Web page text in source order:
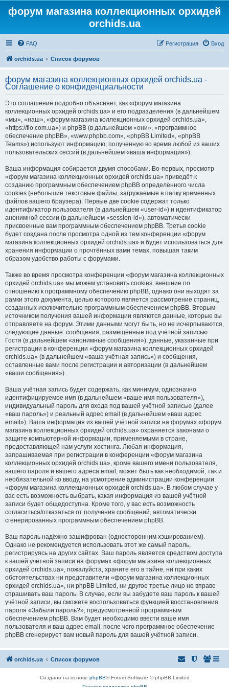
форум магазина коллекционных орхидей
orchids.ua
FAQ Вход
Регистрация
orchids.ua Список форумов
форум магазина коллекционных орхидей orchids.ua -
Соглашение о конфиденциальности
Это соглашение подробно объясняет, как «форум магазина
коллекционных орхидей orchids.ua» и его подразделения (в дальнейшем
«мы», «наш», «форум магазина коллекционных орхидей orchids.ua»,
«https://flo.com.ua») и phpBB (в дальнейшем «они», «программное
обеспечение phpBB», «www.phpbb.com», «phpBB Limited», «phpBB
Teams») используют информацию, полученную во время любой из ваших
пользовательских сессий (в дальнейшем «ваша информация»).
Ваша информация собирается двумя способами. Во-первых, просмотр
«форум магазина коллекционных орхидей orchids.ua» приведёт к
созданию программным обеспечением phpBB определённого числа
cookies (небольшие текстовые файлы, загружаемые в папку временных
файлов вашего браузера). Первые две cookie содержат только
идентификатор пользователя (в дальнейшем «user-id») и идентификатор
анонимной сессии (в дальнейшем «session-id»), автоматически
присвоенные вам программным обеспечением phpBB. Третья cookie
будет создана после просмотра одной из тем конференции «форум
магазина коллекционных орхидей orchids.ua» и будет использоваться для
хранения информации о прочтённых вами темах, повышая таким
образом удобство работы с форумами.
Также во время просмотра конференции «форум магазина коллекционных
орхидей orchids.ua» мы можем установить cookies, внешние по
отношению к программному обеспечению phpBB, однако они выходят за
рамки этого документа, целью которого является рассмотрение страниц,
созданных исключительно программным обеспечением phpBB. Вторым
источником получения вашей информации являются данные, которые вы
отправляете на форум. Этими данными могут быть, но не исчерпываются,
следующие данные: сообщения, размещённые под учётной записью
Гостя (в дальнейшем «анонимные сообщения»), данные, указанные при
регистрации в конференции «форум магазина коллекционных орхидей
orchids.ua» (в дальнейшем «ваша учётная запись») и сообщения,
оставленные вами после регистрации и авторизации (в дальнейшем
«ваши сообщения»).
Ваша учётная запись будет содержать, как минимум, однозначно
идентифицируемое имя (в дальнейшем «ваше имя пользователя»),
индивидуальный пароль для входа под вашей учётной записью (далее
«ваш пароль») и реальный адрес email (в дальнейшем «ваш адрес
email»). Ваша информация из вашей учётной записи на форумах «форум
магазина коллекционных орхидей orchids.ua» охраняется законами о
защите компьютерной информации, применяемыми в стране,
предоставляющей нам услуги хостинга. Любая информация,
запрашиваемая при регистрации в конференции «форум магазина
коллекционных орхидей orchids.ua», кроме вашего имени пользователя,
вашего пароля и вашего адреса email, может быть как необходимой, так и
необязательной ко вводу, на усмотрение администрации конференции
«форум магазина коллекционных орхидей orchids.ua». В любом случае у
вас есть возможность выбрать, какая информация из вашей учётной
записи будет общедоступна. Кроме того, у вас есть возможность
согласиться/отказаться от получения сообщений, автоматически
сгенерированных программным обеспечением phpBB.
Ваш пароль надёжно зашифрован (односторонним хэшированием).
Однако не рекомендуется использовать этот же самый пароль,
регистрируясь на других сайтах. Ваш пароль является средством доступа
к вашей учётной записи на форумах «форум магазина коллекционных
орхидей orchids.ua», пожалуйста, храните его в тайне, ни при каких
обстоятельствах ни представители «форум магазина коллекционных
орхидей orchids.ua», ни phpBB Limited, ни другое третье лицо не вправе
спрашивать ваш пароль. В случае, если вы забудете ваш пароль к вашей
учётной записи, вы сможете воспользоваться функцией восстановления
пароля «Забыли пароль?», предусмотренной программным
обеспечением phpBB. Вам будет необходимо ввести ваше имя
пользователя и ваш адрес email, после чего программное обеспечение
phpBB сгенерирует вам новый пароль для вашей учётной записи.
orchids.ua Список форумов
Создано на основе phpBB® Forum Software © phpBB Limited